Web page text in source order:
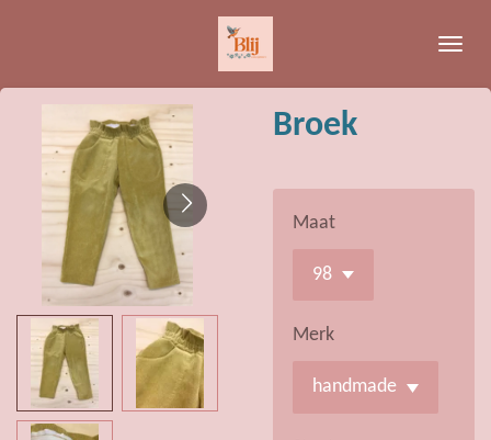
naar
hoofdinhoud
Broek
Maat
Merk